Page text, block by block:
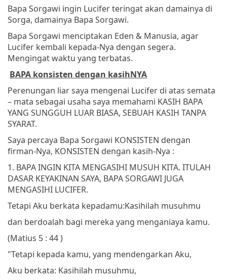
Bapa Sorgawi ingin Lucifer teringat akan damainya di
Sorga, damainya Bapa Sorgawi.
Bapa Sorgawi menciptakan Eden & Manusia, agar
Lucifer kembali kepada-Nya dengan segera.
Mengingat waktu yang terbatas.
BAPA konsisten dengan kasihNYA
Perenungan liar saya mengenai Lucifer di atas semata
– mata sebagai usaha saya memahami KASIH BAPA
YANG SUNGGUH LUAR BIASA, SEBUAH KASIH TANPA
SYARAT.
Saya percaya Bapa Sorgawi KONSISTEN dengan
firman-Nya, KONSISTEN dengan kasih-Nya :
1. BAPA INGIN KITA MENGASIHI MUSUH KITA. ITULAH
DASAR KEYAKINAN SAYA, BAPA SORGAWI JUGA
MENGASIHI LUCIFER.
Tetapi Aku berkata kepadamu:Kasihilah musuhmu
dan berdoalah bagi mereka yang menganiaya kamu.
(Matius 5 : 44 )
"Tetapi kepada kamu, yang mendengarkan Aku,
Aku berkata: Kasihilah musuhmu,